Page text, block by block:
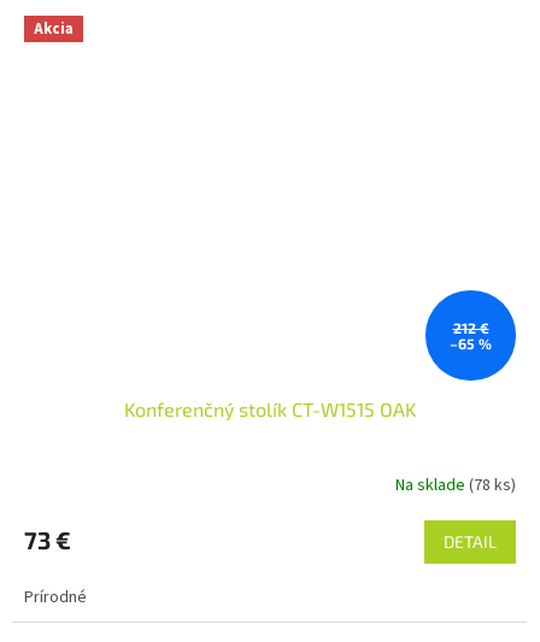
Akcia
212 €
–65 %
Konferenčný stolík CT-W1515 OAK
Na sklade (78 ks)
73 € DETAIL
Prírodné